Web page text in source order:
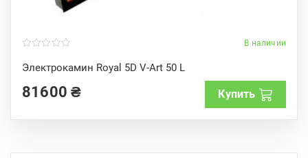
В наличии
Электрокамин Royal 5D V-Art 50 L
o
u
o
f81600₴ Купить